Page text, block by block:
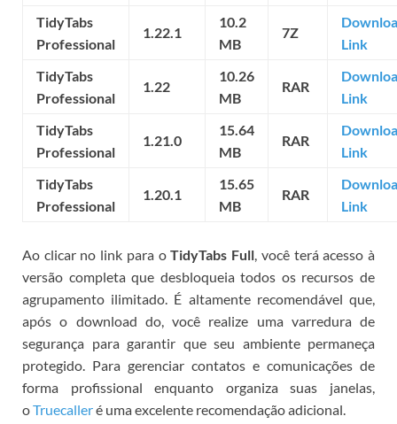
TidyTabs
Professional
1.22.1
10.2
MB
7Z
Link
TidyTabs
Professional
1.22
10.26
MB
RAR
Link
TidyTabs
Professional
1.21.0
15.64
MB
RAR
Link
TidyTabs
Professional
1.20.1
15.65
MB
RAR
Link
Ao clicar no link para oTidyTabs Full, você terá acesso à
versão completa que desbloqueia todos os recursos de
agrupamento ilimitado. É altamente recomendável que,
após o download do, você realize uma varredura de
segurança para garantir que seu ambiente permaneça
protegido. Para gerenciar contatos e comunicações de
forma profissional enquanto organiza suas janelas,
oTruecalleré uma excelente recomendação adicional.